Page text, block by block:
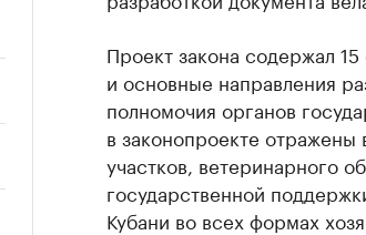
Проект закона содержал
и основные направления
полномочия органов
в законопроекте
участков, ветеринарного
государственной
Кубани во всех формах